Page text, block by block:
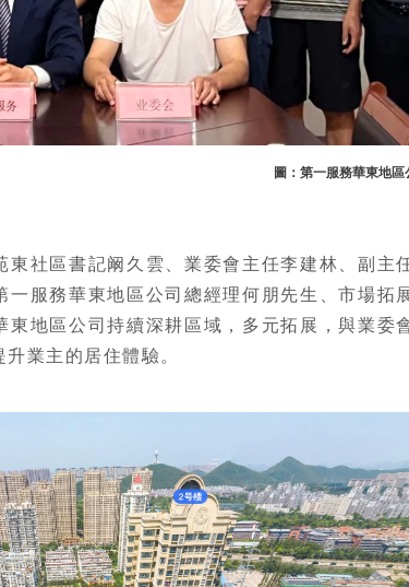
圖： 第一服務華東地
社區書記阚久雲、業委會主任李建林、副主
服務華東地區公司總經理何朋先生、市場拓
地區公司持續深耕區域，多元拓展，與業委
業主的居住體驗。